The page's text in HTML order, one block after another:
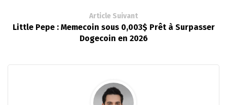
Article Suivant
Little Pepe : Memecoin sous 0,003$ Prêt à Surpasser
Dogecoin en 2026